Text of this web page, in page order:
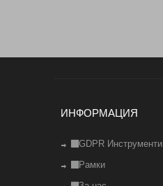
ИНФОРМАЦИЯ
GDPR Инструменти
Рамки